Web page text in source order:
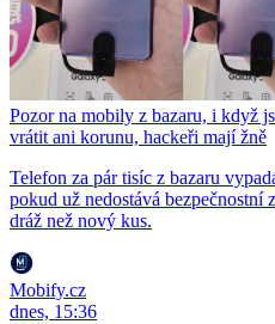
Pozor na mobily z bazaru, i když
vrátit ani korunu, hackeři mají žně
Telefon za pár tisíc z bazaru
pokud už nedostává bezpečnostní
dráž než nový kus.
Mobify.cz
dnes, 15:36